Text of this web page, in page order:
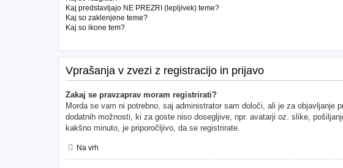
Kaj predstavljajo NE PREZRI (lepljivek) teme?
Kaj so zaklenjene teme?
Kaj so ikone tem?
Vprašanja v zvezi z registracijo in prijavo
Zakaj se pravzaprav moram registrirati?
Morda se vam ni potrebno, saj administrator sam določi, ali je za objavljanje
dodatnih možnosti, ki za goste niso dosegljive, npr. avatarji oz. slike,
kakšno minuto, je priporočljivo, da se registrirate.
Na vrh